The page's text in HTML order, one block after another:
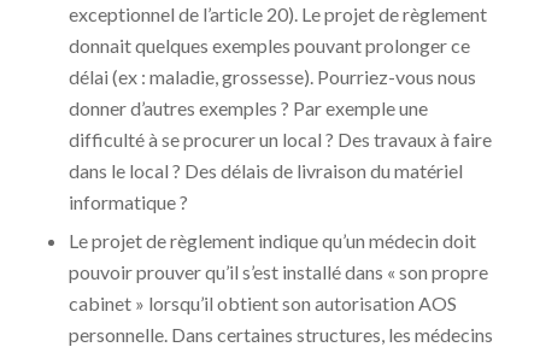
exceptionnel de l’article 20). Le projet de règlement
donnait quelques exemples pouvant prolonger ce
délai (ex : maladie, grossesse). Pourriez-vous nous
donner d’autres exemples ? Par exemple une
difficulté à se procurer un local ? Des travaux à faire
dans le local ? Des délais de livraison du matériel
informatique ?
Le projet de règlement indique qu’un médecin doit
pouvoir prouver qu’il s’est installé dans « son propre
cabinet » lorsqu’il obtient son autorisation AOS
personnelle. Dans certaines structures, les médecins